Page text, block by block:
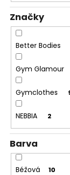
t
ů
Značky
Better Bodies
Gym Glamour
Gymclothes
NEBBIA 2
Barva
Béžová 10
č
u
j
m